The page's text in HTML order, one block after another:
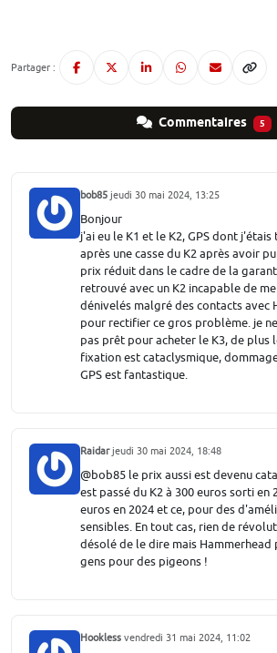
Partager :
Commentaires 5
bob85 jeudi 30 mai 2024, 13:25
Bonjour
j'ai eu le K1 et le K2, GPS dont
après une casse du K2 après avoir
prix réduit dans le cadre de la
retrouvé avec un K2 incapable de
dénivelés malgré des contacts avec
pour rectifier ce gros problème. je
pas prêt pour acheter le K3, de plus
fixation est cataclysmique,
GPS est fantastique.
Raidarjeudi 30 mai 2024, 18:48
@bob85 le prix aussi est devenu
est passé du K2 à 300 euros sorti en
euros en 2024 et ce, pour des
sensibles. En tout cas, rien de
désolé de le dire mais
gens pour des pigeons !
Hookless vendredi 31 mai 2024, 11:02